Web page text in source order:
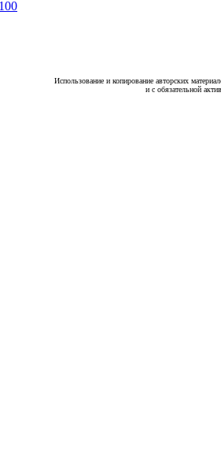
Использование и копирование авторских
и с обязательной